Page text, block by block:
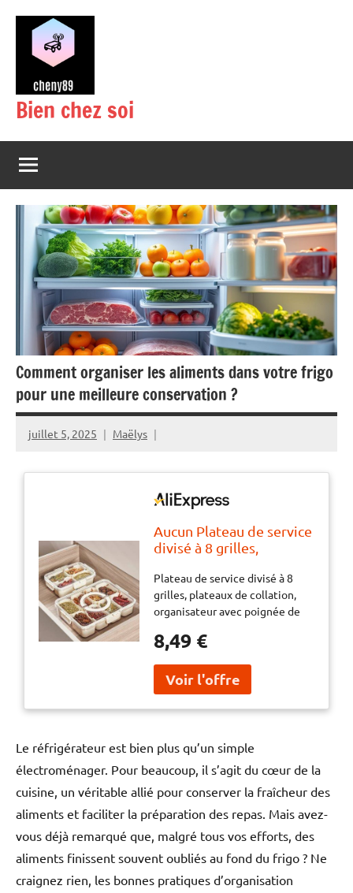
contenu
Bien chez soi
Comment organiser les aliments dans votre frigo
pour une meilleure conservation ?
juillet 5, 2025 Maëlys
Aucun Plateau de service
divisé à 8 grilles,
organisateur avec
poignée de couvercle,
boîte de collations,
Fruits, aliments,
conservation de la
fraîcheur, accessoires de
cuisine,
Plateau de service divisé à 8
grilles, plateaux de collation,
organisateur avec poignée de
Fruits, aliments, conservation
cuisine,
8,49 €
Le réfrigérateur est bien plus qu’un simple
électroménager. Pour beaucoup, il s’agit du cœur de la
cuisine, un véritable allié pour conserver la fraîcheur des
aliments et faciliter la préparation des repas. Mais avez-
vous déjà remarqué que, malgré tous vos efforts, des
aliments finissent souvent oubliés au fond du frigo ? Ne
craignez rien, les bonnes pratiques d’organisation